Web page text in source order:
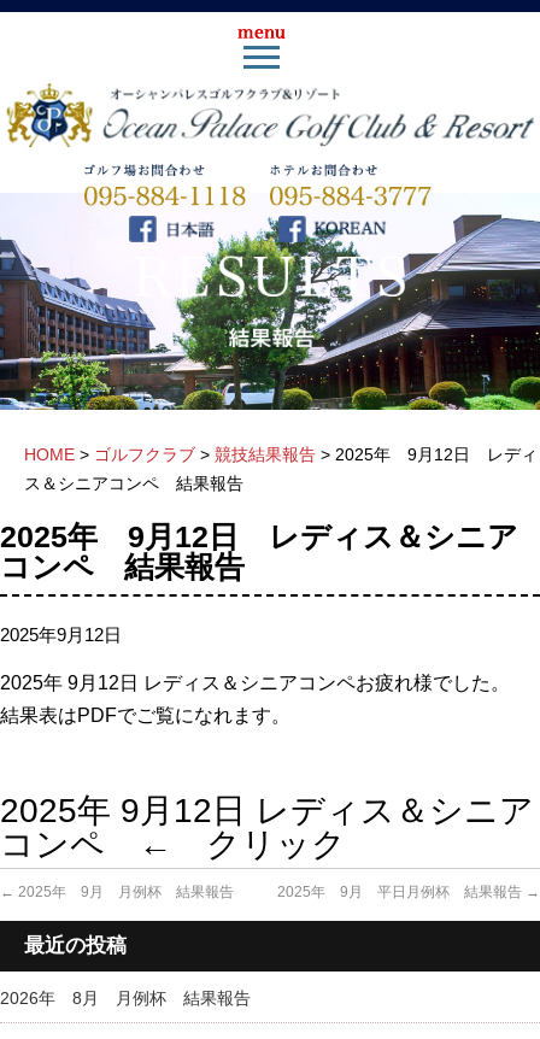
HOME > ゴルフクラブ > 競技結果報告 > 2025年 9月12日 レディ
ス＆シニアコンペ 結果報告
2025年 9月12日 レディス＆シニア
コンペ 結果報告
2025年9月12日
2025年 9月12日 レディス＆シニアコンペお疲れ様でした。
結果表はPDFでご覧になれます。
2025年 9月12日 レディス＆シニア
コンペ ← クリック
← 2025年 9月 月例杯 結果報告 2025年 9月 平日月例杯 結果報告 →
最近の投稿
2026年 8月 月例杯 結果報告